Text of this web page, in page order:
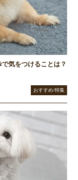
気をつけることは？
おすすめ/特集